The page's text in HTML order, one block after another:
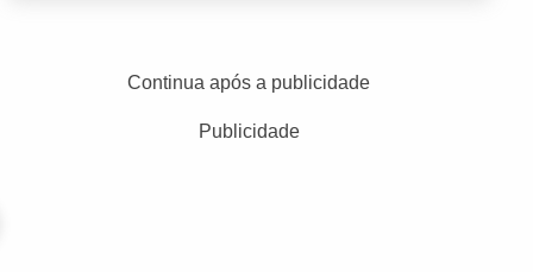
Continua após a publicidade
Publicidade